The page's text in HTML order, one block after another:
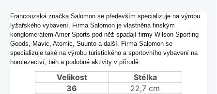
Francouzská značka Salomon se především specializuje na výrobu
lyžařského vybavení. Firma Salomon je vlastněna finským
konglomerátem Amer Sports pod něž spadají firmy Wilson Sporting
Goods, Mavic, Atomic, Suunto a další. Firma Salomon se
specializuje také na výrobu turistického a sportovního vybavení na
horolezectví, běh a podobné aktivity v přírodě.
Velikost
Stélka
36
22,7 cm